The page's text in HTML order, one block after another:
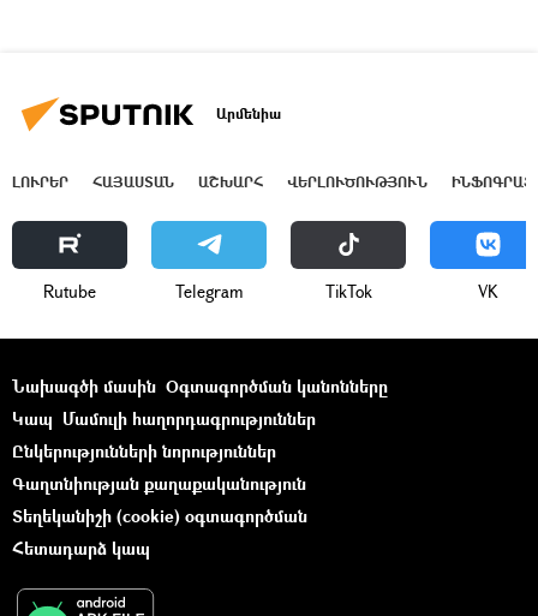
Արմենիա
ԼՈՒՐԵՐ ՀԱՅԱՍՏԱՆ ԱՇԽԱՐՀ ՎԵՐԼՈՒԾՈՒԹՅՈՒՆ
Rutube Telegram ТikТоk VK
Նախագծի մասին Օգտագործման կանոնները
Կապ Մամուլի հաղորդագրություններ
Ընկերությունների նորություններ
Գաղտնիության քաղաքականություն
Տեղեկանիշի (cookie) օգտագործման
Հետադարձ կապ